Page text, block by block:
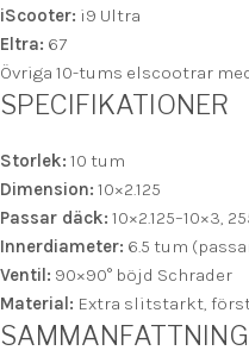
iScooter: i9 Ultra
Eltra: 67
Övriga 10-tums elscootrar
SPECIFIKATIONER
Storlek: 10 tum
Dimension: 10×2.125
Passar däck: 10×2.125–10×3,
Innerdiameter: 6.5 tum
Ventil: 90×90° böjd Schrader
Material: Extra slitstarkt,
SAMMANFATTNING